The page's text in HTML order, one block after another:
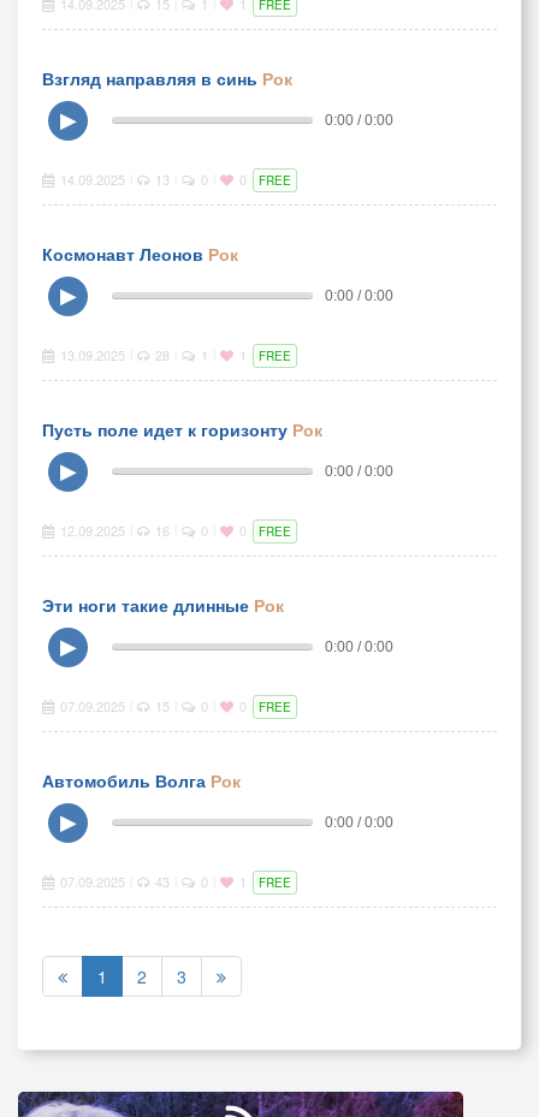
FREE
Взгляд направляя в синь Рок
▶
0:00 / 0:00
14.09.2025 13 0 0 FREE
Космонавт Леонов Рок
▶
0:00 / 0:00
13.09.2025 28 1 1 FREE
Пусть поле идет к горизонту Рок
▶
0:00 / 0:00
12.09.2025 16 0 0 FREE
Эти ноги такие длинные Рок
▶
0:00 / 0:00
07.09.2025 15 0 0 FREE
Автомобиль Волга Рок
▶
0:00 / 0:00
07.09.2025 43 0 1 FREE
1 2 3